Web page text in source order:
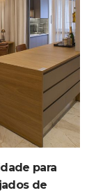
para
de